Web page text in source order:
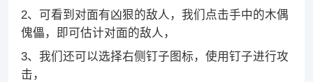
2、可看到对面有凶狠的敌人，我们点击手中的木偶
傀儡，即可估计对面的敌人，
3、我们还可以选择右侧钉子图标，使用钉子进行攻
击，